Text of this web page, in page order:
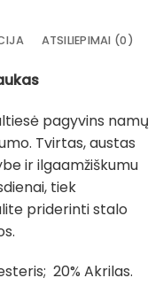
ATSILIEPIMAI (0)
pagyvins namų
Tvirtas, austas
ir ilgaamžiškumu
tiek
priderinti stalo
20% Akrilas.